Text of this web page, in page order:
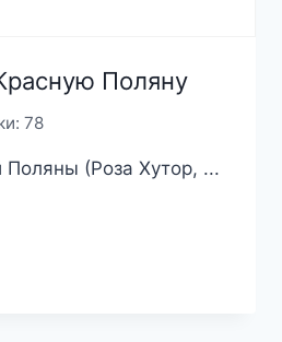
Поляну
78
Поляны (Роза Хутор, ...